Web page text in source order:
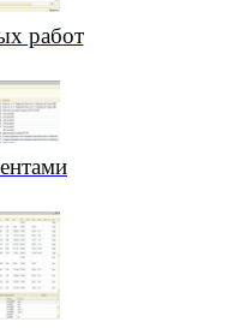
работ